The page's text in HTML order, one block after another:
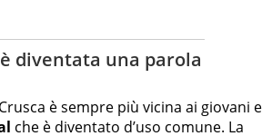
diventata una parola
è sempre più vicina ai giovani e
che è diventato d’uso comune. La